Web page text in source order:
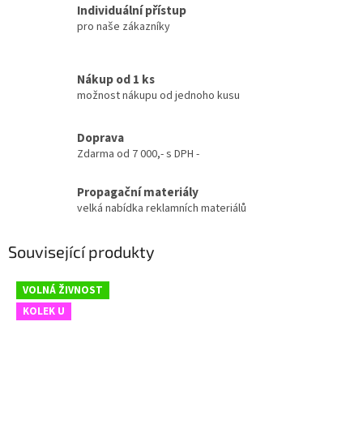
Individuální přístup
pro naše zákazníky
Nákup od 1 ks
možnost nákupu od jednoho kusu
Doprava
Zdarma od 7 000,- s DPH -
Propagační materiály
velká nabídka reklamních materiálů
Související produkty
VOLNÁ ŽIVNOST
KOLEK U